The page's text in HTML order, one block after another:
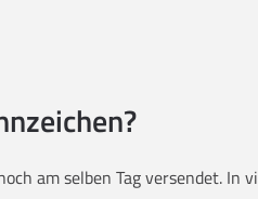
am selben Tag versendet.